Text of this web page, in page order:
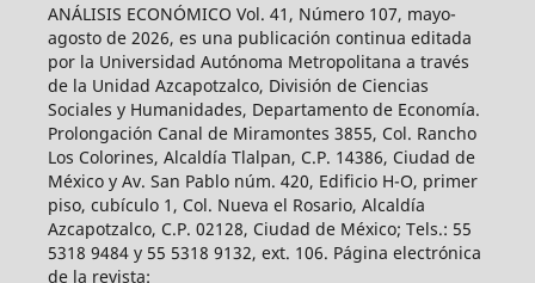
ANÁLISIS ECONÓMICO Vol. 41, Número 107, mayo-
agosto de 2026, es una publicación continua editada
por la Universidad Autónoma Metropolitana a través
de la Unidad Azcapotzalco, División de Ciencias
Sociales y Humanidades, Departamento de Economía.
Prolongación Canal de Miramontes 3855, Col. Rancho
Los Colorines, Alcaldía Tlalpan, C.P. 14386, Ciudad de
México y Av. San Pablo núm. 420, Edificio H-O, primer
piso, cubículo 1, Col. Nueva el Rosario, Alcaldía
Azcapotzalco, C.P. 02128, Ciudad de México; Tels.: 55
5318 9484 y 55 5318 9132, ext. 106. Página electrónica
de la revista: